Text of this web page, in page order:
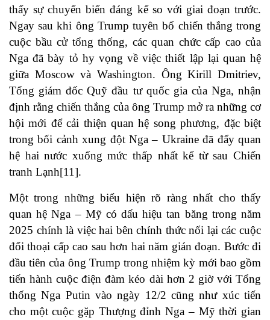
thấy sự chuyển biến đáng kể so với giai đoạn trước.
Ngay sau khi ông Trump tuyên bố chiến thắng trong
cuộc bầu cử tổng thống, các quan chức cấp cao của
Nga đã bày tỏ hy vọng về việc thiết lập lại quan hệ
giữa Moscow và Washington. Ông Kirill Dmitriev,
Tổng giám đốc Quỹ đầu tư quốc gia của Nga, nhận
định rằng chiến thắng của ông Trump mở ra những cơ
hội mới để cải thiện quan hệ song phương, đặc biệt
trong bối cảnh xung đột Nga – Ukraine đã đẩy quan
hệ hai nước xuống mức thấp nhất kể từ sau Chiến
tranh Lạnh[11].
Một trong những biểu hiện rõ ràng nhất cho thấy
quan hệ Nga – Mỹ có dấu hiệu tan băng trong năm
2025 chính là việc hai bên chính thức nối lại các cuộc
đối thoại cấp cao sau hơn hai năm gián đoạn. Bước đi
đầu tiên của ông Trump trong nhiệm kỳ mới bao gồm
tiến hành cuộc điện đàm kéo dài hơn 2 giờ với Tổng
thống Nga Putin vào ngày 12/2 cũng như xúc tiến
cho một cuộc gặp Thượng đỉnh Nga – Mỹ thời gian